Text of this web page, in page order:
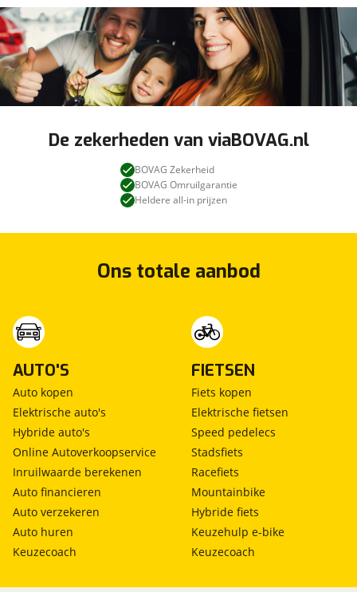
De zekerheden van viaBOVAG.nl
BOVAG Zekerheid
BOVAG Omruilgarantie
Heldere all-in prijzen
Ons totale aanbod
AUTO'S
Auto kopen
Elektrische auto's
Hybride auto's
Online Autoverkoopservice
Inruilwaarde berekenen
Auto financieren
Auto verzekeren
Auto huren
Keuzecoach
FIETSEN
Fiets kopen
Elektrische fietsen
Speed pedelecs
Stadsfiets
Racefiets
Mountainbike
Hybride fiets
Keuzehulp e-bike
Keuzecoach